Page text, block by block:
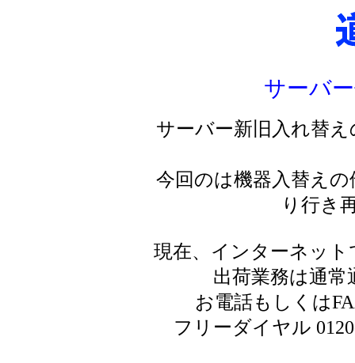
サーバ
サーバー新旧入れ替
今回のは機器入替え
り行き
現在、インターネッ
出荷業務は通
お電話もしくは
フリーダイヤル